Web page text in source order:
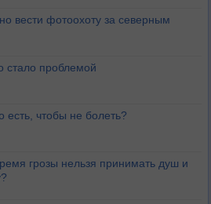
вести фотоохоту за северным
стало проблемой
есть, чтобы не болеть?
грозы нельзя принимать душ и